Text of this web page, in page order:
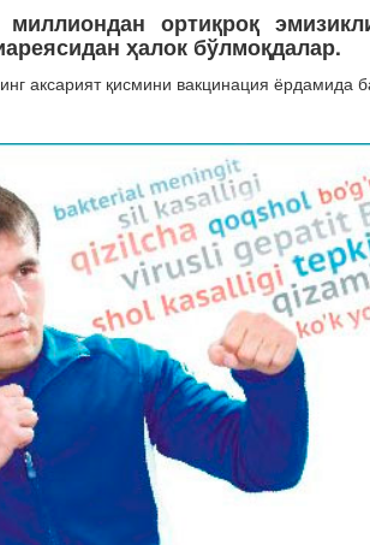
ортиқроқ
ҳалок бўлмоқдалар.
аксарият қисмини вакцинация ёрдамида